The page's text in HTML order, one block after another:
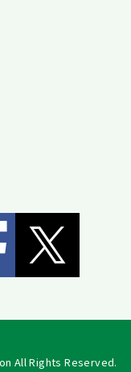
All Rights Reserved.